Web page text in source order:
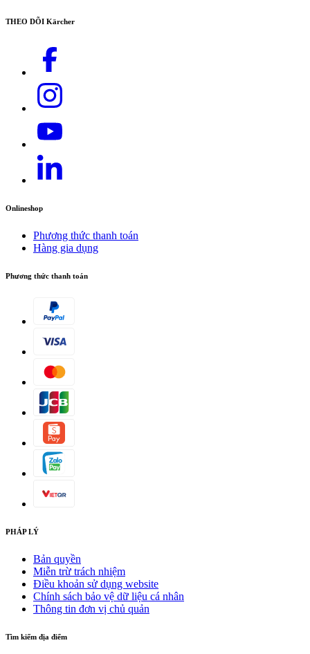
THEO DÕI Kärcher
Onlineshop
Phương thức thanh toán
Hàng gia dụng
Phương thức thanh toán
PHÁP LÝ
Bản quyền
Miễn trừ trách nhiệm
Điều khoản sử dụng website
Chính sách bảo vệ dữ liệu cá nhân
Thông tin đơn vị chủ quản
Tìm kiếm địa điểm